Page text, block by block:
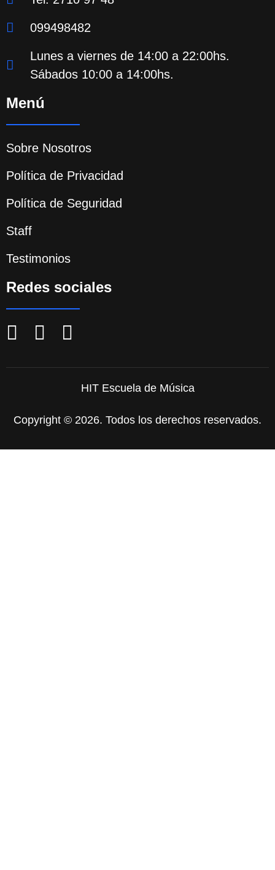
099498482
Lunes a viernes de 14:00 a 22:00hs.
Sábados 10:00 a 14:00hs.
Menú
Sobre Nosotros
Política de Privacidad
Política de Seguridad
Staff
Testimonios
Redes sociales
HIT Escuela de Música
Copyright © 2026. Todos los derechos reservados.